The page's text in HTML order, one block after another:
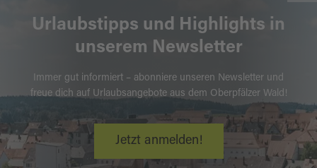
Urlaubstipps und Highlights in
unserem Newsletter
Immer gut informiert – abonniere unseren Newsletter und
freue dich auf Urlaubsangebote aus dem Oberpfälzer Wald!
Jetzt anmelden!